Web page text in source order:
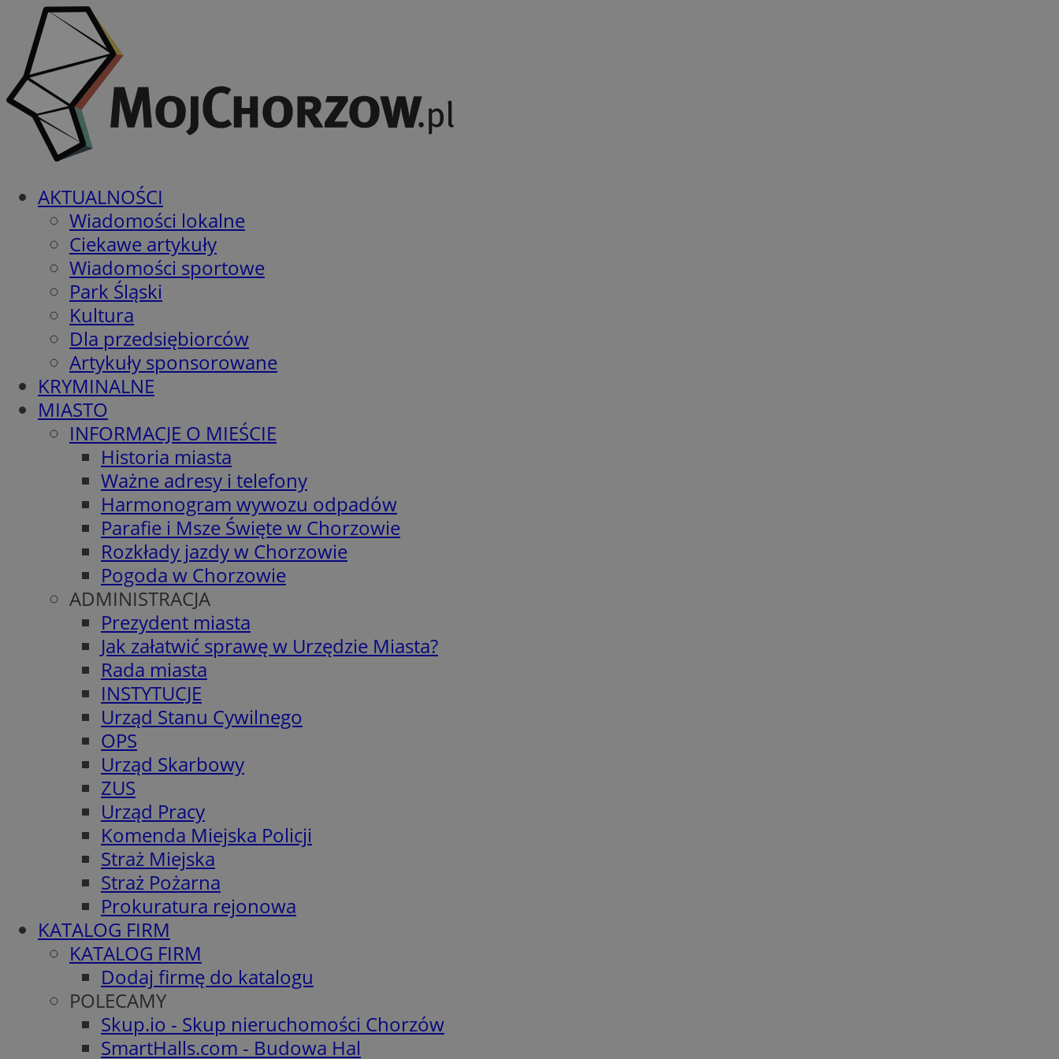
AKTUALNOŚCI
Wiadomości lokalne
Ciekawe artykuły
Wiadomości sportowe
Park Śląski
Kultura
Dla przedsiębiorców
Artykuły sponsorowane
KRYMINALNE
MIASTO
INFORMACJE O MIEŚCIE
Historia miasta
Ważne adresy i telefony
Harmonogram wywozu odpadów
Parafie i Msze Święte w Chorzowie
Rozkłady jazdy w Chorzowie
Pogoda w Chorzowie
ADMINISTRACJA
Prezydent miasta
Jak załatwić sprawę w Urzędzie Miasta?
Rada miasta
INSTYTUCJE
Urząd Stanu Cywilnego
OPS
Urząd Skarbowy
ZUS
Urząd Pracy
Komenda Miejska Policji
Straż Miejska
Straż Pożarna
Prokuratura rejonowa
KATALOG FIRM
KATALOG FIRM
Dodaj firmę do katalogu
POLECAMY
Skup.io - Skup nieruchomości Chorzów
SmartHalls.com - Budowa Hal